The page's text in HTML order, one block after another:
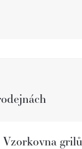
Vzorkovna grilů